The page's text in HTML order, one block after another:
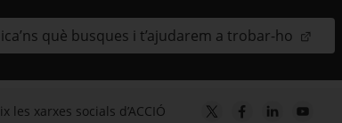
què busques i t’ajudarem a trobar-ho
les xarxes socials d’ACCIÓ